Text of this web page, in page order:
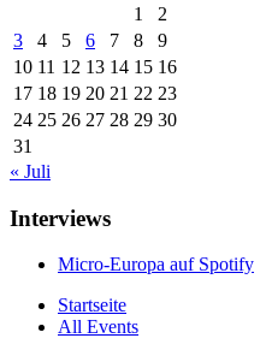
1
2
3
4 5 6 7 8
9
10 11 12 13 14 15 16
17 18 19 20 21 22 23
24 25 26 27 28 29 30
31
« Juli
Interviews
Micro-Europa auf Spotify
Startseite
All Events